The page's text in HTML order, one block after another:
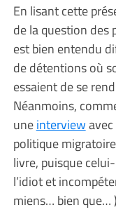
En lisant cette
de la question des
est bien entendu
de détentions où
essaient de se
Néanmoins,
uneinterview
politique
livre, puisque
l’idiot et
miens… bien que…